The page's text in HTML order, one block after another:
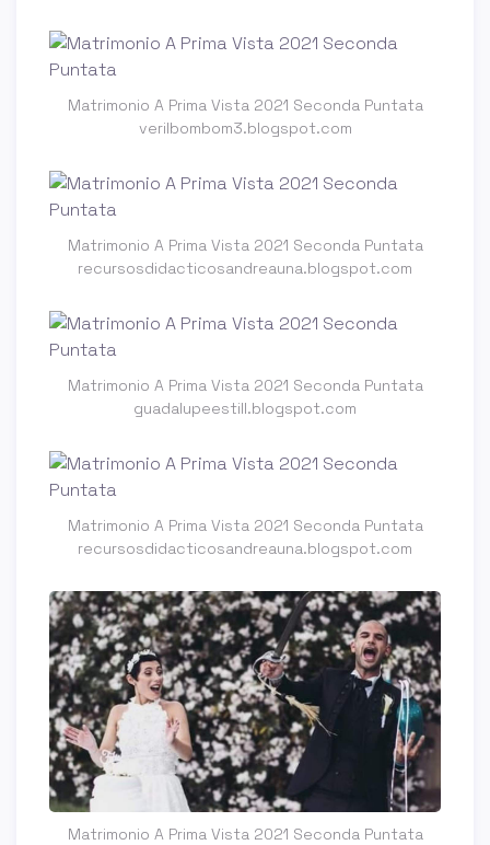
Matrimonio A Prima Vista 2021 Seconda Puntata
verilbombom3.blogspot.com
Matrimonio A Prima Vista 2021 Seconda Puntata
recursosdidacticosandreauna.blogspot.com
Matrimonio A Prima Vista 2021 Seconda Puntata
guadalupeestill.blogspot.com
Matrimonio A Prima Vista 2021 Seconda Puntata
recursosdidacticosandreauna.blogspot.com
Matrimonio A Prima Vista 2021 Seconda Puntata